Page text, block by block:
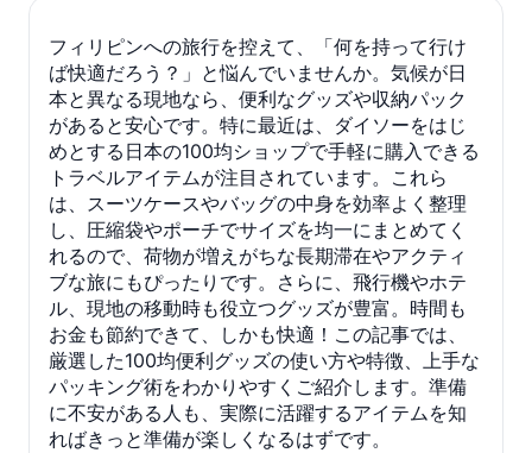
フィリピンへの旅行を控えて、「何を持って行け
ば快適だろう？」と悩んでいませんか。気候が日
本と異なる現地なら、便利なグッズや収納パック
があると安心です。特に最近は、ダイソーをはじ
めとする日本の100均ショップで手軽に購入できる
トラベルアイテムが注目されています。これら
は、スーツケースやバッグの中身を効率よく整理
し、圧縮袋やポーチでサイズを均一にまとめてく
れるので、荷物が増えがちな長期滞在やアクティ
ブな旅にもぴったりです。さらに、飛行機やホテ
ル、現地の移動時も役立つグッズが豊富。時間も
お金も節約できて、しかも快適！この記事では、
厳選した100均便利グッズの使い方や特徴、上手な
パッキング術をわかりやすくご紹介します。準備
に不安がある人も、実際に活躍するアイテムを知
ればきっと準備が楽しくなるはずです。